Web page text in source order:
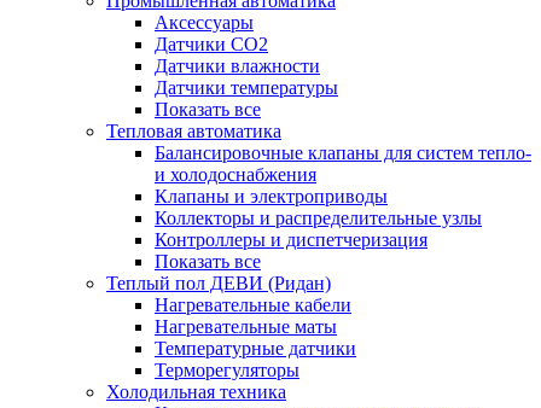
Аксессуары
Датчики CO2
Датчики влажности
Датчики температуры
Показать все
Тепловая автоматика
Балансировочные клапаны для систем тепло-
и холодоснабжения
Клапаны и электроприводы
Коллекторы и распределительные узлы
Контроллеры и диспетчеризация
Показать все
Теплый пол ДЕВИ (Ридан)
Нагревательные кабели
Нагревательные маты
Температурные датчики
Терморегуляторы
Холодильная техника